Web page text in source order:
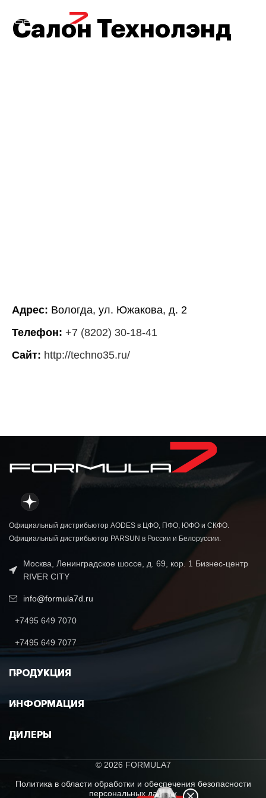
Салон Технолэнд
Адрес: Вологда, ул. Южакова, д. 2
Телефон: +7 (8202) 30-18-41
Сайт: http://techno35.ru/
Официальный дистрибьютор AODES в ЦФО, ПФО, ЮФО и СКФО.
Официальный дистрибьютор PARSUN в России и Белоруссии.
Москва, Ленинградское шоссе, д. 69, кор. 1 Бизнес-центр
RIVER CITY
info@formula7d.ru
+7495 649 7070
+7495 649 7077
ПРОДУКЦИЯ
ИНФОРМАЦИЯ
ДИЛЕРЫ
© 2026 FORMULA7
Политика в области обработки и обеспечения безопасности
персональных данных